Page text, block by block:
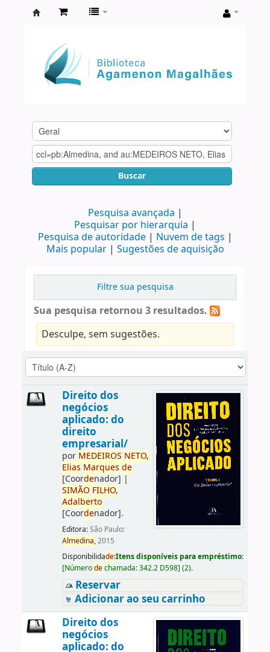
Agamenon
Magalhães
Buscar
Pesquisa avançada
Pesquisar por hierarquia
Pesquisa de autoridade
Nuvem de tags
Mais popular
Sugestões de aquisição
Filtre sua pesquisa
Sua pesquisa retornou 3 resultados.
Desculpe, sem sugestões.
Direito dos
negócios
aplicado: do
direito
empresarial/
por MEDEIROS NETO,
Elias Marques de
[Coordenador] |
SIMÃO FILHO,
Adalberto
[Coordenador].
Editora:São Paulo:
Almedina,2015
Disponibilidade:Itens disponíveis para empréstimo:
[Númerodechamada:342.2 D598] (2).
Reservar
Adicionar ao seu carrinho
Direito dos
negócios
aplicado: do